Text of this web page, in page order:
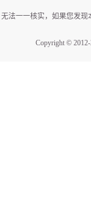
无法一一核实，如果您发现
Copyright © 2012-